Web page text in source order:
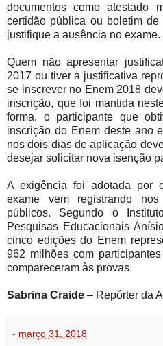
documentos como atestado
certidão pública ou boletim
justifique a ausência no exame.
Quem não apresentar
2017 ou tiver a justificativa
se inscrever no Enem 2018
inscrição, que foi mantida
forma, o participante que
inscrição do Enem deste ano
nos dois dias de aplicação
desejar solicitar nova isenção
A exigência foi adotada por
exame vem registrando
públicos. Segundo o
Pesquisas Educacionais
cinco edições do Enem
962 milhões com
compareceram às provas.
Sabrina Craide – Repórter da
- março 31, 2018